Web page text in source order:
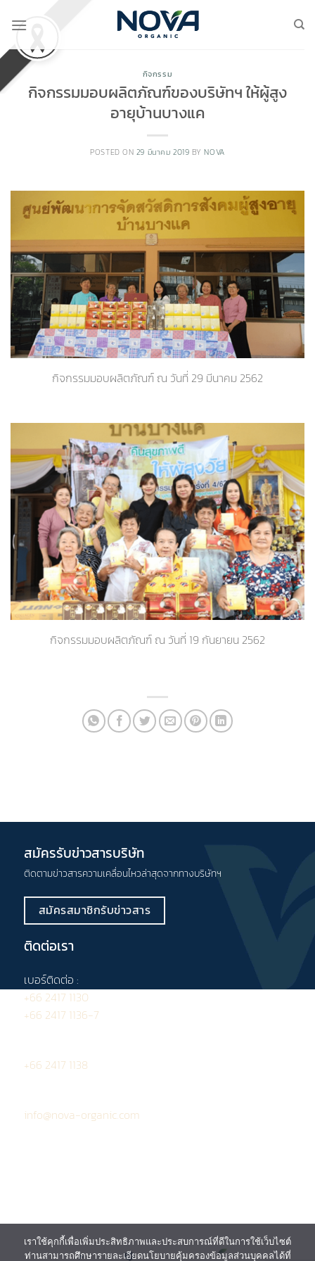
กิจกรรม
กิจกรรมมอบผลิตภัณฑ์ของบริษัทฯ ให้ผู้สูง
อายุบ้านบางแค
POSTED ON 29 มีนาคม 2019 BYNOVA
กิจกรรมมอบผลิตภัณฑ์ ณ วันที่ 29 มีนาคม 2562
กิจกรรมมอบผลิตภัณฑ์ ณ วันที่ 19 กันยายน 2562
สมัครรับข่าวสารบริษัท
ติดตามข่าวสารความเคลื่อนไหวล่าสุดจากทางบริษัทฯ
สมัครสมาชิกรับข่าวสาร
ติดต่อเรา
เบอร์ติดต่อ :
+66 2417 1130
+66 2417 1136-7
+66 2417 1138
info@nova-organic.com
แผนผังเว็บไซต์
เราใช้คุกกี้เพื่อเพิ่มประสิทธิภาพและประสบการณ์ที่ดีในการใช้เว็บไซต์
ท่านสามารถศึกษารายละเอียดนโยบายคุ้มครองข้อมูลส่วนบุคคลได้ที่